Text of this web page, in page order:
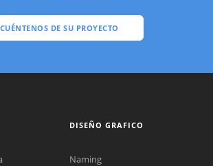
CUÉNTENOS DE SU PROYECTO
DISEÑO GRAFICO
Naming